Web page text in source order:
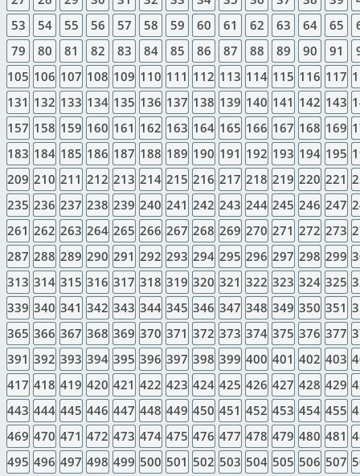
53
54 55 56 57 58 59 60 61 62 63 64 65
79
80 81 82 83 84 85 86 87 88 89 90 91
105 106 107 108 109 110 111 112 113 114 115 116 117
131 132 133 134 135 136 137 138 139 140 141 142 143
157 158 159 160 161 162 163 164 165 166 167 168 169
183 184 185 186 187 188 189 190 191 192 193 194 195
209 210 211 212 213 214 215 216 217 218 219 220 221
235 236 237 238 239 240 241 242 243 244 245 246 247
261 262 263 264 265 266 267 268 269 270 271 272 273
287 288 289 290 291 292 293 294 295 296 297 298 299
313 314 315 316 317 318 319 320 321 322 323 324 325
339 340 341 342 343 344 345 346 347 348 349 350 351
365 366 367 368 369 370 371 372 373 374 375 376 377
391 392 393 394 395 396 397 398 399 400 401 402 403
417 418 419 420 421 422 423 424 425 426 427 428 429
443 444 445 446 447 448 449 450 451 452 453 454 455
469 470 471 472 473 474 475 476 477 478 479 480 481
495 496 497 498 499 500 501 502 503 504 505 506 507